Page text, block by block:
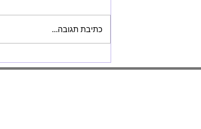
למה צריך קלפים?
כתיבת תגובה...